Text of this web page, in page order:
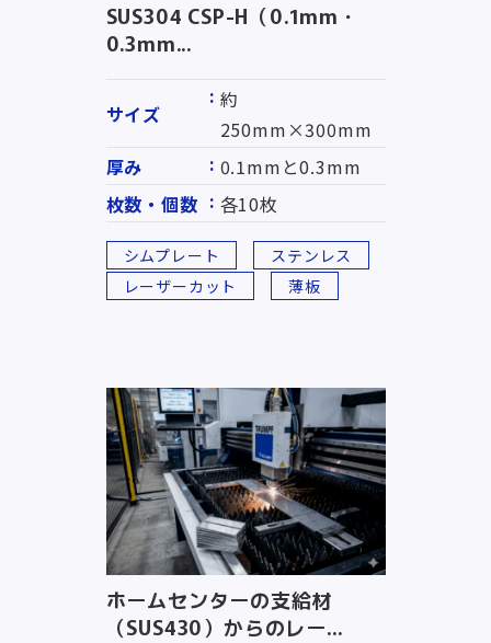
SUS304 CSP-H（0.1mm・
0.3mm...
サイズ
約
250mm×300mm
厚み
0.1mmと0.3mm
枚数・個数
各10枚
シムプレート
ステンレス
レーザーカット
薄板
ホームセンターの支給材
（SUS430）からのレー...